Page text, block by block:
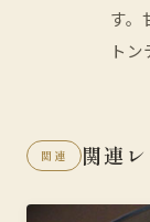
す。
ト
関連 関連